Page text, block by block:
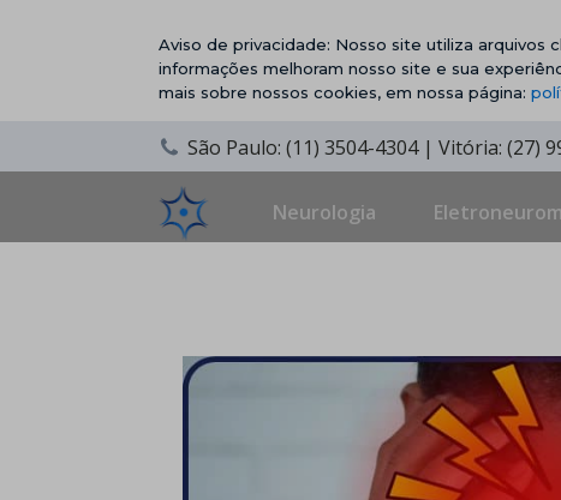
Aviso de privacidade: Nosso site utiliza arquivos
informações melhoram nosso site e sua
mais sobre nossos cookies, em nossa página:
São Paulo: (11) 3504-4304 | Vitória: (27)
Neurologia